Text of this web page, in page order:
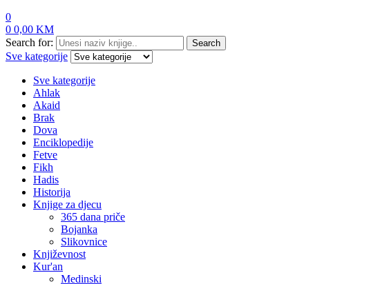
0
0 0,00 KM
Search for:
Search
Sve kategorije
Sve kategorije
Ahlak
Akaid
Brak
Dova
Enciklopedije
Fetve
Fikh
Hadis
Historija
Knjige za djecu
365 dana priče
Bojanka
Slikovnice
Književnost
Kur'an
Medinski